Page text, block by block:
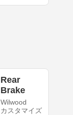
Rear
Brake
Wilwood
カスタマイズ